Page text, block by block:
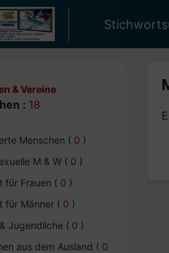
& Vereine
: 18
Menschen ( 0 )
M & W ( 0 )
für Frauen ( 0 )
für Männer ( 0 )
Jugendliche ( 0 )
aus dem Ausland ( 0